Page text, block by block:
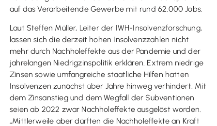
auf das Verarbeitende Gewerbe mit rund 62.000 Jobs.
Laut Steffen Müller, Leiter der IWH-Insolvenzforschung,
lassen sich die derzeit hohen Insolvenzzahlen nicht
mehr durch Nachholeffekte aus der Pandemie und der
jahrelangen Niedrigzinspolitik erklären. Extrem niedrige
Zinsen sowie umfangreiche staatliche Hilfen hatten
Insolvenzen zunächst über Jahre hinweg verhindert. Mit
dem Zinsanstieg und dem Wegfall der Subventionen
seien ab 2022 zwar Nachholeffekte ausgelöst worden.
„Mittlerweile aber dürften die Nachholeffekte an Kraft